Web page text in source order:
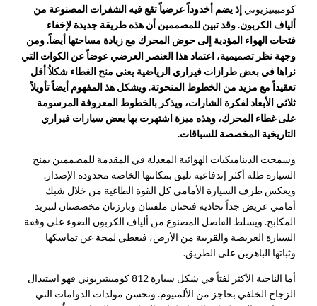
كومبيتيزيوني إذ يضم أخدوداً عرضياً تقع فيه الشفرات المصنوعة من
ألياف الكربون. وقد تبين للمصممين أن هذه طريقة جديدة لإخفاء
فتحات الهواء المؤدية إلى حوض المحرك مع زيادة مساحتها أيضاً. ومن
وجهة نظر تصميمية، اعتماد هذا العنصر العرضي عوضاً عن الكوات التي
نراها في بعض طرازات فيراري الرياضية يعني منح الغطاء شكلاُ أقل
تعقيداً مع مزيد من الخطوط المنحوتة. ويشكل هذ المفهوم أيضاً تأويلاً
ثلاثي الأبعاد لفكرة الشارات، ويذكر بالخطوط المعروفة المرسومة
على غطاء المحرك، وهذه ميزة اشتهرت بها بعض سيارات فيراري
التاريخية المخصصة للسباقات.
وسمحت الديناميكيات الهوائية المعدلة في المقدمة للمصممين بمنح
السيارة طلة أكثر إندفاعية تليق بمكانتها الخاصة محدودة الإصدار.
ويعكس طرف السيارة الأمامي كل القوة الطاغية من خلال شبك
أمامي عريض جداً تحاذيه فتحتان ملفتتان وبارزتان مخصصتان لتبريد
المكابح. ويسلط الفاصل المصنوع من ألياف الكربون الضوء على وقفة
السيارة العريضة والقريبة من الأرض، فيعطي لمحة عن تماسكها
وثباتها الباهرين على الطريق.
أما الناحية الأكثر لفتاً في شكل سيارة 812 كومبيتيزيوني فهو استبدال
الزجاج الخلفي بحاجز من الألمنيوم. وتحسن مولدات الدوامات التي